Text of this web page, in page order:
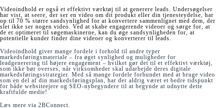
Videoindhold er også et effektivt værktøj til at generere leads. Undersøgelser
har vist, at seere, der ser en video om dit produkt eller din tjenesteydelse, har
op til 70 % større sandsynlighed for at konvertere sammenlignet med dem, der
slet ikke ser nogen video. Ved at skabe engagerende videoer og sørge for, at
de er optimeret til søgemaskinerne, kan du øge sandsynligheden for, at
potentielle kunder finder dine videoer og konverterer til leads.
Videoindhold giver mange fordele i forhold til andre typer
markedsføringsmateriale – fra øget synlighed og muligheder for
leadgenerering til højere engagement – hvilket gør det til et effektivt værktøj,
som ikke bør overses, når virksomheder skal udarbejde deres digitale
markedsføringsstrategier. Med så mange fordele forbundet med at bruge video
som en del af din markedsføringsplan, har der aldrig været et bedre tidspunkt
for både websiteejere og SEO-nybegyndere til at begynde at udnytte dette
kraftfulde medie!
Læs mere via 2BConnect.